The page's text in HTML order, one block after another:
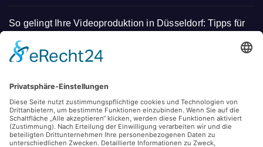
So gelingt Ihre Videoproduktion in Düsseldorf: Tipps für
Lebensqualität trotz Beatmung: Wie moderne
ermöglicht